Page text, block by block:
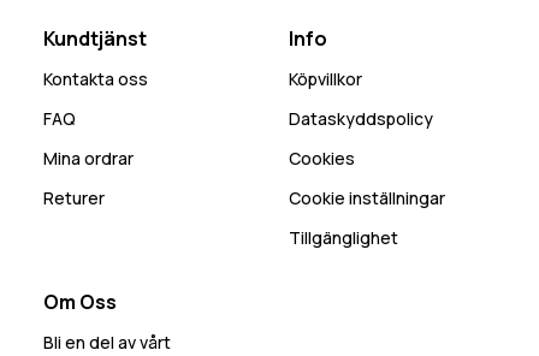
Kundtjänst
Kontakta oss
FAQ
Mina ordrar
Returer
Info
Köpvillkor
Dataskyddspolicy
Cookies
Cookie inställningar
Tillgänglighet
Om Oss
Bli en del av vårt